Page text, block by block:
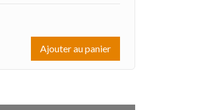
Ajouter au panier